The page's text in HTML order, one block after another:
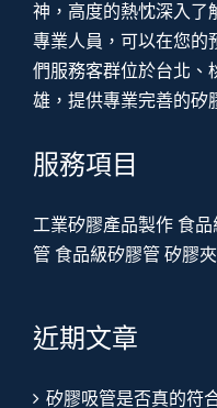
神，高度的熱忱深入了
專業人員，可以在您的
們服務客群位於台北、
雄，提供專業完善的矽
服務項目
工業矽膠產品製作 食品
管 食品級矽膠管 矽膠
近期文章
矽膠吸管是否真的符